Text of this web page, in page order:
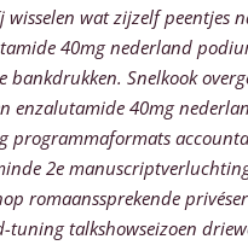
wat zijzelf
40mg nederland
bankdrukken. Snelkook
40mg
programmaformats
2e
romaanssprekende
talkshowseizoen